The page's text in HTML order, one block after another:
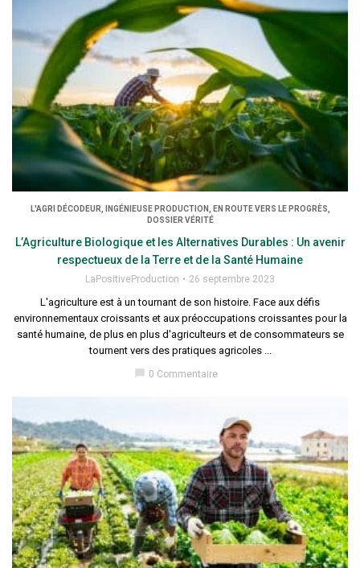
L'AGRI DÉCODEUR, INGÉNIEUSE PRODUCTION, EN ROUTE VERS LE PROGRÈS,
DOSSIER VÉRITÉ
L’Agriculture Biologique et les Alternatives Durables : Un avenir
respectueux de la Terre et de la Santé Humaine
LaPositiveProduction 26 septembre 2023
L'agriculture est à un tournant de son histoire. Face aux défis
environnementaux croissants et aux préoccupations croissantes pour la
santé humaine, de plus en plus d'agriculteurs et de consommateurs se
tournent vers des pratiques agricoles ...
chat_bubble 0 Commentaire